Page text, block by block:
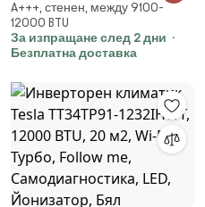
TAC-12CHSD/XA73IF, 12000 BTU,
A++/A+++, До 25 м, I Feel, 3D
Airflow, 4D Airflow, Бял
A+++, стенен, между 9100-
12000 BTU
За изпращане след 2 дни
Безплатна доставка